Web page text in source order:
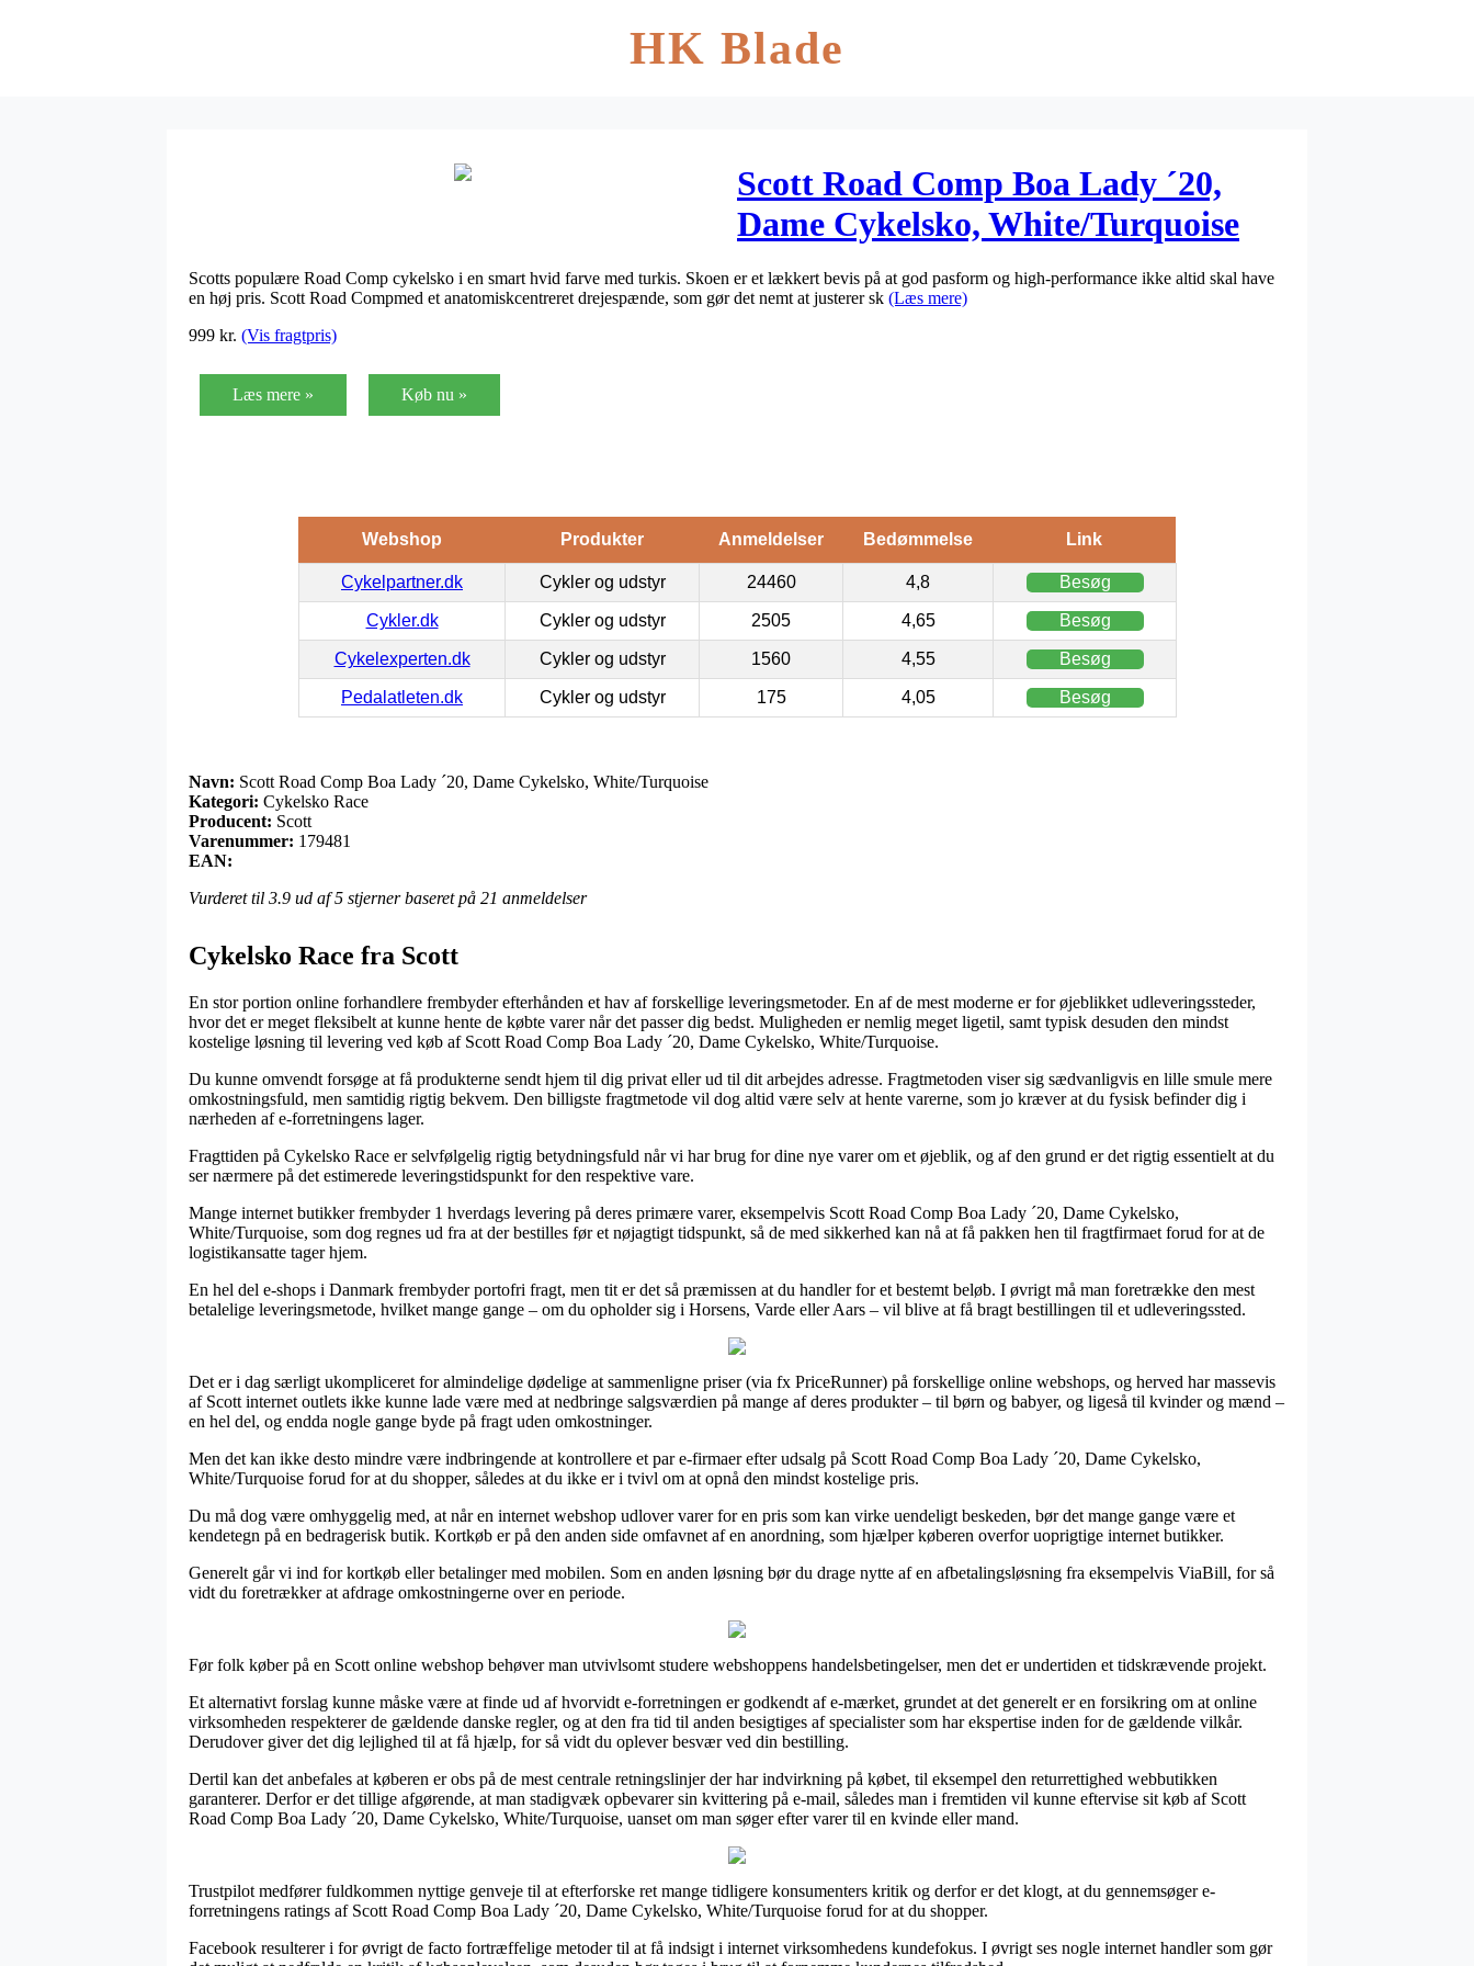
HK Blade
Scott Road Comp Boa Lady ´20,
Dame Cykelsko, White/Turquoise
Scotts populære Road Comp cykelsko i en smart hvid farve med turkis. Skoen er et lækkert bevis på at god pasform og high-performance ikke altid skal have
en høj pris. Scott Road Compmed et anatomiskcentreret drejespænde, som gør det nemt at justerer sk (Læs mere)
999 kr. (Vis fragtpris)
Læs mere » Køb nu »
Webshop Produkter Anmeldelser Bedømmelse Link
Cykelpartner.dk Cykler og udstyr 24460 4,8 Besøg
Cykler.dk Cykler og udstyr 2505 4,65 Besøg
Cykelexperten.dk Cykler og udstyr 1560 4,55 Besøg
Pedalatleten.dk Cykler og udstyr 175 4,05 Besøg
Navn: Scott Road Comp Boa Lady ´20, Dame Cykelsko, White/Turquoise
Kategori: Cykelsko Race
Producent: Scott
Varenummer: 179481
EAN:
Vurderet til 3.9 ud af 5 stjerner baseret på 21 anmeldelser
Cykelsko Race fra Scott
En stor portion online forhandlere frembyder efterhånden et hav af forskellige leveringsmetoder. En af de mest moderne er for øjeblikket udleveringssteder,
hvor det er meget fleksibelt at kunne hente de købte varer når det passer dig bedst. Muligheden er nemlig meget ligetil, samt typisk desuden den mindst
kostelige løsning til levering ved køb af Scott Road Comp Boa Lady ´20, Dame Cykelsko, White/Turquoise.
Du kunne omvendt forsøge at få produkterne sendt hjem til dig privat eller ud til dit arbejdes adresse. Fragtmetoden viser sig sædvanligvis en lille smule mere
omkostningsfuld, men samtidig rigtig bekvem. Den billigste fragtmetode vil dog altid være selv at hente varerne, som jo kræver at du fysisk befinder dig i
nærheden af e-forretningens lager.
Fragttiden på Cykelsko Race er selvfølgelig rigtig betydningsfuld når vi har brug for dine nye varer om et øjeblik, og af den grund er det rigtig essentielt at du
ser nærmere på det estimerede leveringstidspunkt for den respektive vare.
Mange internet butikker frembyder 1 hverdags levering på deres primære varer, eksempelvis Scott Road Comp Boa Lady ´20, Dame Cykelsko,
White/Turquoise, som dog regnes ud fra at der bestilles før et nøjagtigt tidspunkt, så de med sikkerhed kan nå at få pakken hen til fragtfirmaet forud for at de
logistikansatte tager hjem.
En hel del e-shops i Danmark frembyder portofri fragt, men tit er det så præmissen at du handler for et bestemt beløb. I øvrigt må man foretrække den mest
betalelige leveringsmetode, hvilket mange gange – om du opholder sig i Horsens, Varde eller Aars – vil blive at få bragt bestillingen til et udleveringssted.
Det er i dag særligt ukompliceret for almindelige dødelige at sammenligne priser (via fx PriceRunner) på forskellige online webshops, og herved har massevis
af Scott internet outlets ikke kunne lade være med at nedbringe salgsværdien på mange af deres produkter – til børn og babyer, og ligeså til kvinder og mænd –
en hel del, og endda nogle gange byde på fragt uden omkostninger.
Men det kan ikke desto mindre være indbringende at kontrollere et par e-firmaer efter udsalg på Scott Road Comp Boa Lady ´20, Dame Cykelsko,
White/Turquoise forud for at du shopper, således at du ikke er i tvivl om at opnå den mindst kostelige pris.
Du må dog være omhyggelig med, at når en internet webshop udlover varer for en pris som kan virke uendeligt beskeden, bør det mange gange være et
kendetegn på en bedragerisk butik. Kortkøb er på den anden side omfavnet af en anordning, som hjælper køberen overfor uoprigtige internet butikker.
Generelt går vi ind for kortkøb eller betalinger med mobilen. Som en anden løsning bør du drage nytte af en afbetalingsløsning fra eksempelvis ViaBill, for så
vidt du foretrækker at afdrage omkostningerne over en periode.
Før folk køber på en Scott online webshop behøver man utvivlsomt studere webshoppens handelsbetingelser, men det er undertiden et tidskrævende projekt.
Et alternativt forslag kunne måske være at finde ud af hvorvidt e-forretningen er godkendt af e-mærket, grundet at det generelt er en forsikring om at online
virksomheden respekterer de gældende danske regler, og at den fra tid til anden besigtiges af specialister som har ekspertise inden for de gældende vilkår.
Derudover giver det dig lejlighed til at få hjælp, for så vidt du oplever besvær ved din bestilling.
Dertil kan det anbefales at køberen er obs på de mest centrale retningslinjer der har indvirkning på købet, til eksempel den returrettighed webbutikken
garanterer. Derfor er det tillige afgørende, at man stadigvæk opbevarer sin kvittering på e-mail, således man i fremtiden vil kunne eftervise sit køb af Scott
Road Comp Boa Lady ´20, Dame Cykelsko, White/Turquoise, uanset om man søger efter varer til en kvinde eller mand.
Trustpilot medfører fuldkommen nyttige genveje til at efterforske ret mange tidligere konsumenters kritik og derfor er det klogt, at du gennemsøger e-
forretningens ratings af Scott Road Comp Boa Lady ´20, Dame Cykelsko, White/Turquoise forud for at du shopper.
Facebook resulterer i for øvrigt de facto fortræffelige metoder til at få indsigt i internet virksomhedens kundefokus. I øvrigt ses nogle internet handler som gør